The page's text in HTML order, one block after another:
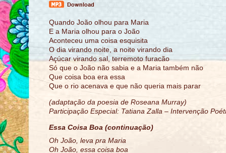
Quando João olhou para Maria
E a Maria olhou para o João
Aconteceu uma coisa esquisita
O dia virando noite, a noite virando dia
Açúcar virando sal, terremoto furacão
Só que o João não sabia e a Maria também não
Que coisa boa era essa
Que o rio acenava e que não queria mais parar
(adaptação da poesia de Roseana Murray)
Participação Especial: Tatiana Zalla – Intervenção
Essa Coisa Boa (continuação)
Oh João, leva pra Maria
Oh João, essa coisa boa